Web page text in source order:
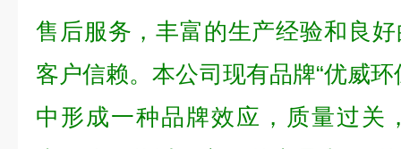
售后服务，丰富的生产经验和良
客户信赖。本公司现有品牌“优威
中形成一种品牌效应，质量过关